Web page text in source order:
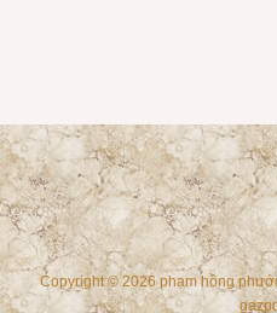
Copyright © 2026 phạm hồng